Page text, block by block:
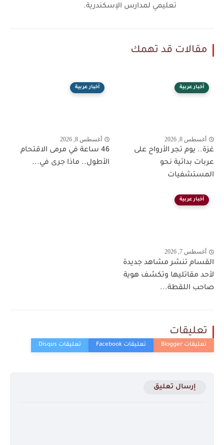
تعليمي لمدارس الإسكندرية.
مقالات قد تهمك
أخبار عربية
أغسطس 8, 2026
غزة.. يوم تجر الأرواح على
عربات بدائية نحو
المستشفيات
أخبار عربية
أغسطس 8, 2026
46 ساعة في مرمى الاقتحام
الأطول.. ماذا جرى في...
أخبار عربية
أغسطس 7, 2026
القسام تنشر مشاهد جديدة
لأحد مقاتليها وتكشف هوية
صاحب اللقطة...
تعليقات
إرسال تعليق